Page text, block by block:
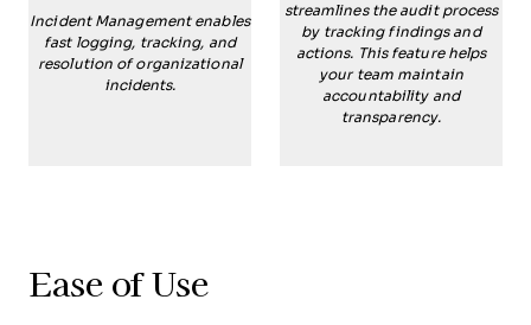
Incident Management enables
fast logging, tracking, and
resolution of organizational
incidents.
streamlines the audit process
by tracking findings and
actions. This feature helps
your team maintain
accountability and
transparency.
Ease of Use